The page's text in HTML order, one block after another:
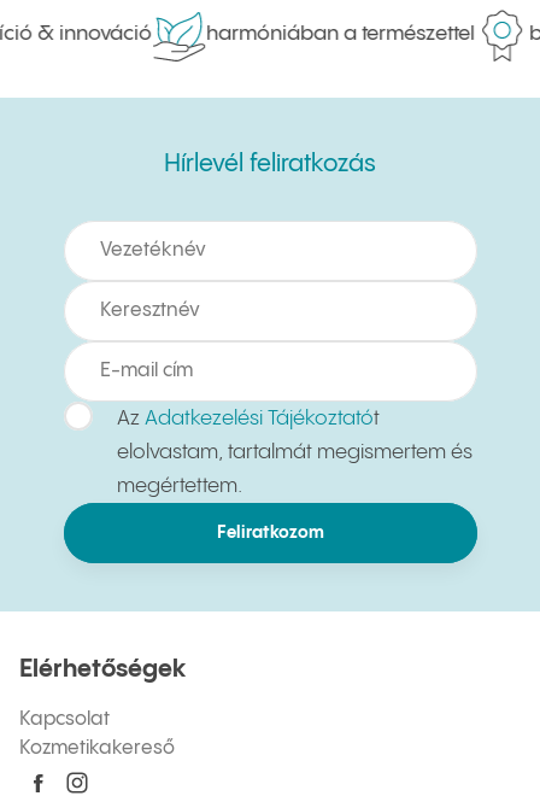
& innováció harmóniában a természettel
Hírlevél feliratkozásHírlevél feliratkozás
Az Adatkezelési Tájékoztatót
elolvastam, tartalmát megismertem és
megértettem.
Feliratkozom
Elérhetőségek
Kapcsolat
Kozmetikakereső